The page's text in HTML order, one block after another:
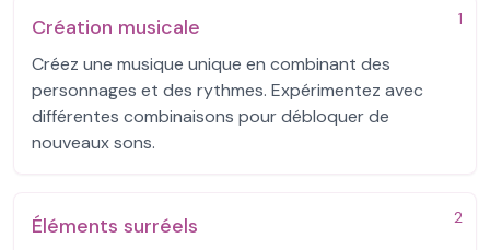
1
Création musicale
Créez une musique unique en combinant des
personnages et des rythmes. Expérimentez avec
différentes combinaisons pour débloquer de
nouveaux sons.
2
Éléments surréels